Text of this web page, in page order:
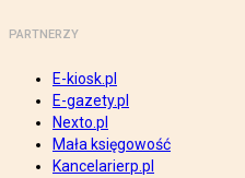
PARTNERZY
E-kiosk.pl
E-gazety.pl
Nexto.pl
Mała księgowość
Kancelarierp.pl